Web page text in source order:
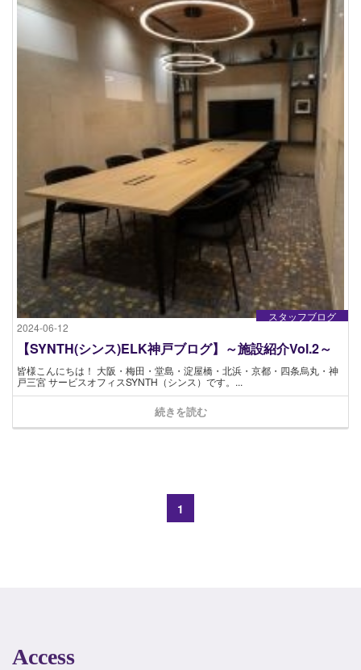
2024-06-12
スタッフブログ
【SYNTH(シンス)ELK神戸ブログ】～施設紹介Vol.2～
皆様こんにちは！ 大阪・梅田・堂島・淀屋橋・北浜・京都・四条烏丸・神
戸三宮 サービスオフィスSYNTH（シンス）です。...
続きを読む
1
Access